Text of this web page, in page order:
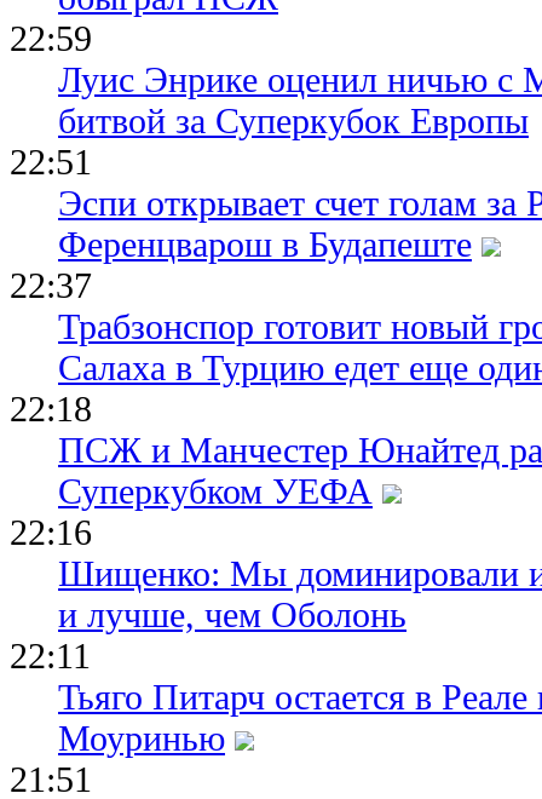
22:59
Луис Энрике оценил ничью с
битвой за Суперкубок Европы
22:51
Эспи открывает счет голам
Ференцварош в Будапеште
22:37
Трабзонспор готовит новый
Салаха в Турцию едет еще
22:18
ПСЖ и Манчестер Юнайтед
Суперкубком УЕФА
22:16
Шищенко: Мы доминировали
и лучше, чем Оболонь
22:11
Тьяго Питарч остается в
Моуринью
21:51